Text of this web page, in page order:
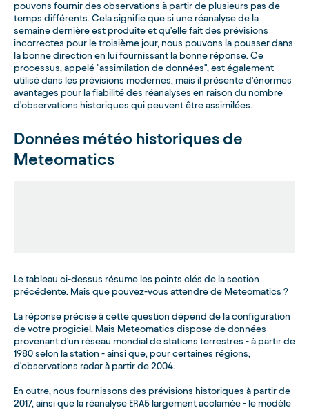
pouvons fournir des observations à partir de plusieurs pas de
temps différents. Cela signifie que si une réanalyse de la
semaine dernière est produite et qu'elle fait des prévisions
incorrectes pour le troisième jour, nous pouvons la pousser dans
la bonne direction en lui fournissant la bonne réponse. Ce
processus, appelé "assimilation de données", est également
utilisé dans les prévisions modernes, mais il présente d'énormes
avantages pour la fiabilité des réanalyses en raison du nombre
d'observations historiques qui peuvent être assimilées.
Données météo historiques de
Meteomatics
Le tableau ci-dessus résume les points clés de la section
précédente. Mais que pouvez-vous attendre de Meteomatics ?
La réponse précise à cette question dépend de la configuration
de votre progiciel. Mais Meteomatics dispose de données
provenant d'un réseau mondial de stations terrestres - à partir de
1980 selon la station - ainsi que, pour certaines régions,
d'observations radar à partir de 2004.
En outre, nous fournissons des prévisions historiques à partir de
2017, ainsi que la réanalyse ERA5 largement acclamée - le modèle